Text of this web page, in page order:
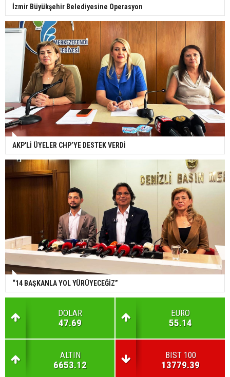
İzmir Büyükşehir Belediyesine Operasyon
AKP'Lİ ÜYELER CHP’YE DESTEK VERDİ
“14 BAŞKANLA YOL YÜRÜYECEĞİZ”
DOLAR
47.69
EURO
55.14
ALTIN
6653.12
BIST 100
13779.39